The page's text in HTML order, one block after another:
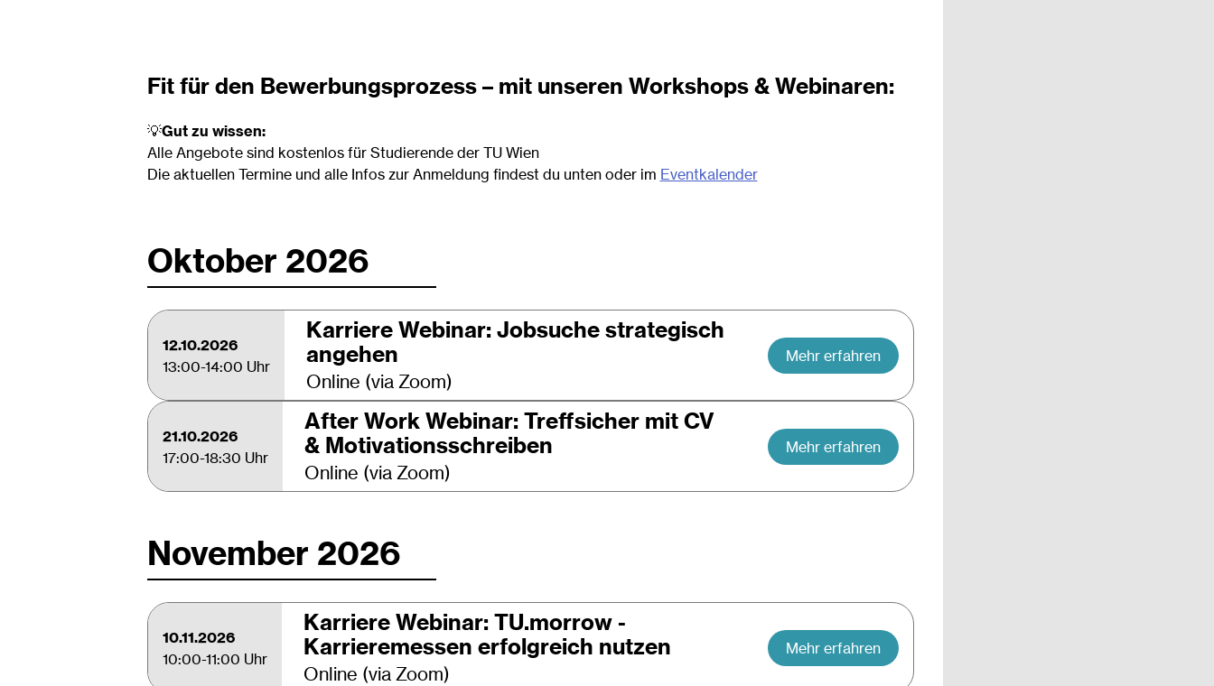
Fit für den Bewerbungsprozess – mit unseren Workshops & Webinaren:
💡Gut zu wissen:
Alle Angebote sind kostenlos für Studierende der TU Wien
Die aktuellen Termine und alle Infos zur Anmeldung findest du unten oder im Eventkalender
Oktober 2026
12.10.2026
13:00-14:00 Uhr
Karriere Webinar: Jobsuche strategisch
angehen
Online (via Zoom)
Mehr erfahren
21.10.2026
17:00-18:30 Uhr
After Work Webinar: Treffsicher mit CV
& Motivationsschreiben
Online (via Zoom)
Mehr erfahren
November 2026
10.11.2026
10:00-11:00 Uhr
Karriere Webinar: TU.morrow -
Karrieremessen erfolgreich nutzen
Online (via Zoom)
Mehr erfahren